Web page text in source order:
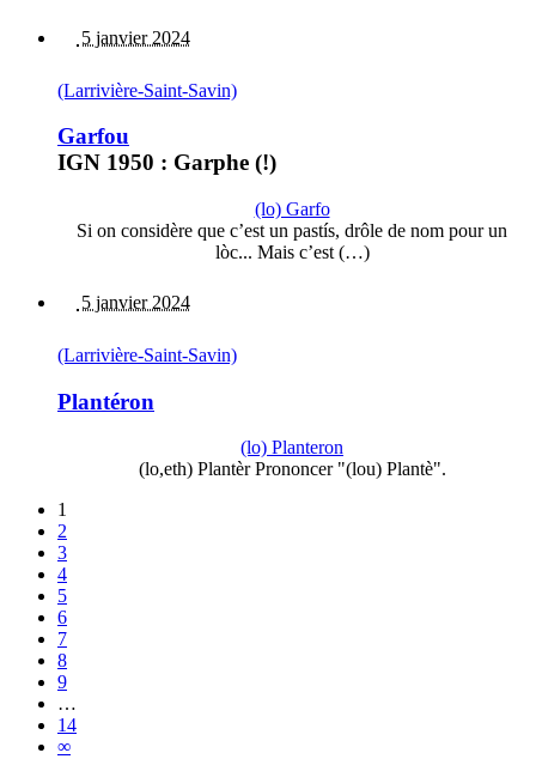
5 janvier 2024
(Larrivière-Saint-Savin)
Garfou
IGN 1950 : Garphe (!)
(lo) Garfo
Si on considère que c’est un pastís, drôle de nom pour un
lòc... Mais c’est (…)
5 janvier 2024
(Larrivière-Saint-Savin)
Plantéron
(lo) Planteron
(lo,eth) Plantèr Prononcer "(lou) Plantè".
1
2
3
4
5
6
7
8
9
…
14
∞